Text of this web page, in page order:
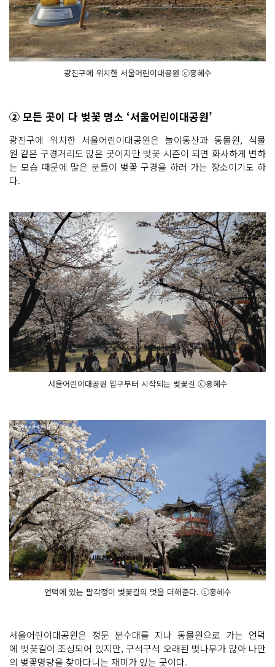
광진구에 위치한 서울어린이대공원 ⓒ홍혜수
② 모든 곳이 다 벚꽃 명소 ‘서울어린이대공원’
광진구에 위치한 서울어린이대공원은 놀이동산과 동물원, 식물
원 같은 구경거리도 많은 곳이지만 벚꽃 시즌이 되면 화사하게 변하
는 모습 때문에 많은 분들이 벚꽃 구경을 하러 가는 장소이기도 하
다.
서울어린이대공원 입구부터 시작되는 벚꽃길 ⓒ홍혜수
언덕에 있는 팔각정이 벚꽃길의 멋을 더해준다. ⓒ홍혜수
서울어린이대공원은 정문 분수대를 지나 동물원으로 가는 언덕
에 벚꽃길이 조성되어 있지만, 구석구석 오래된 벚나무가 많아 나만
의 벚꽃명당을 찾아다니는 재미가 있는 곳이다.